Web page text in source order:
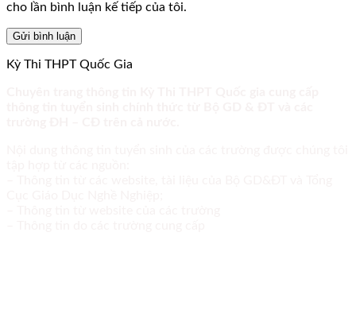
cho lần bình luận kế tiếp của tôi.
Kỳ Thi THPT Quốc Gia